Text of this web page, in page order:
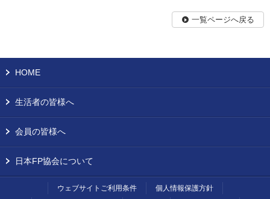
一覧ページへ戻る
HOME
生活者の皆様へ
会員の皆様へ
日本FP協会について
ウェブサイトご利用条件 個人情報保護方針